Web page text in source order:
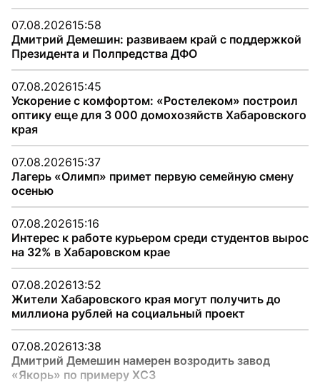
07.08.202615:58
Дмитрий Демешин: развиваем край с поддержкой
Президента и Полпредства ДФО
07.08.202615:45
Ускорение с комфортом: «Ростелеком» построил
оптику еще для 3 000 домохозяйств Хабаровского
края
07.08.202615:37
Лагерь «Олимп» примет первую семейную смену
осенью
07.08.202615:16
Интерес к работе курьером среди студентов вырос
на 32% в Хабаровском крае
07.08.202613:52
Жители Хабаровского края могут получить до
миллиона рублей на социальный проект
07.08.202613:38
Дмитрий Демешин намерен возродить завод
«Якорь» по примеру ХСЗ